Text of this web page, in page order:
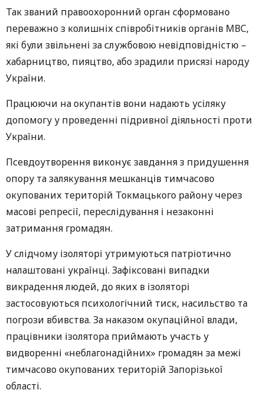
Так званий правоохоронний орган сформовано
переважно з колишніх співробітників органів МВС,
які були звільнені за службовою невідповідністю –
хабарництво, пияцтво, або зрадили присязі народу
України.
Працюючи на окупантів вони надають усіляку
допомогу у проведенні підривної діяльності проти
України.
Псевдоутворення виконує завдання з придушення
опору та залякування мешканців тимчасово
окупованих територій Токмацького району через
масові репресії, переслідування і незаконні
затримання громадян.
У слідчому ізоляторі утримуються патріотично
налаштовані українці. Зафіксовані випадки
викрадення людей, до яких в ізоляторі
застосовуються психологічний тиск, насильство та
погрози вбивства. За наказом окупаційної влади,
працівники ізолятора приймають участь у
видворенні «неблагонадійних» громадян за межі
тимчасово окупованих територій Запорізької
області.